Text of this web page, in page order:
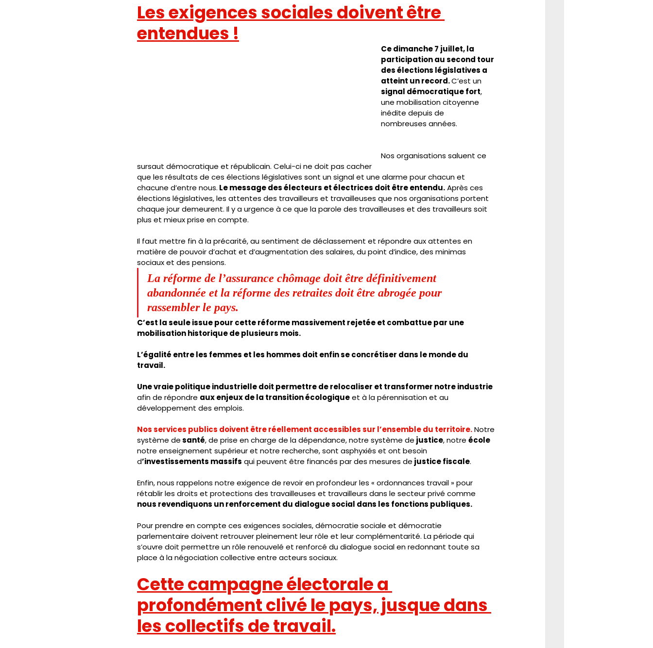
Les exigences sociales doivent être
entendues !
Ce dimanche 7 juillet, la
participation au second tour
des élections législatives a
atteint un record. C’est un
signal démocratique fort,
une mobilisation citoyenne
inédite depuis de
nombreuses années.
Nos organisations saluent ce
sursaut démocratique et républicain. Celui-ci ne doit pas cacher
que les résultats de ces élections législatives sont un signal et une alarme pour chacun et
chacune d’entre nous. Le message des électeurs et électrices doit être entendu. Après ces
élections législatives, les attentes des travailleurs et travailleuses que nos organisations portent
chaque jour demeurent. Il y a urgence à ce que la parole des travailleuses et des travailleurs soit
plus et mieux prise en compte.
Il faut mettre fin à la précarité, au sentiment de déclassement et répondre aux attentes en
matière de pouvoir d’achat et d’augmentation des salaires, du point d’indice, des minimas
sociaux et des pensions.
La réforme de l’assurance chômage doit être définitivement
abandonnée et la réforme des retraites doit être abrogée pour
rassembler le pays.
C’est la seule issue pour cette réforme massivement rejetée et combattue par une
mobilisation historique de plusieurs mois.
L’égalité entre les femmes et les hommes doit enfin se concrétiser dans le monde du
travail.
Une vraie politique industrielle doit permettre de relocaliser et transformer notre industrie
afin de répondre aux enjeux de la transition écologique et à la pérennisation et au
développement des emplois.
Nos services publics doivent être réellement accessibles sur l’ensemble du territoire. Notre
système de santé, de prise en charge de la dépendance, notre système de justice, notre école
notre enseignement supérieur et notre recherche, sont asphyxiés et ont besoin
d’investissements massifs qui peuvent être financés par des mesures de justice fiscale.
Enfin, nous rappelons notre exigence de revoir en profondeur les « ordonnances travail » pour
rétablir les droits et protections des travailleuses et travailleurs dans le secteur privé comme
nous revendiquons un renforcement du dialogue social dans les fonctions publiques.
Pour prendre en compte ces exigences sociales, démocratie sociale et démocratie
parlementaire doivent retrouver pleinement leur rôle et leur complémentarité. La période qui
s’ouvre doit permettre un rôle renouvelé et renforcé du dialogue social en redonnant toute sa
place à la négociation collective entre acteurs sociaux.
Cette campagne électorale a
profondément clivé le pays, jusque dans
les collectifs de travail.